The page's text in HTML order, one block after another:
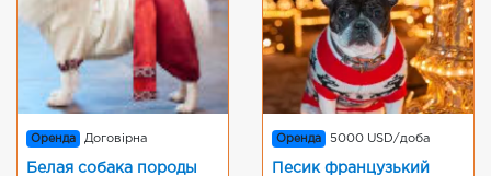
Оренда Договірна
Белая собака породы
Оренда 5000 USD/доба
Песик французький